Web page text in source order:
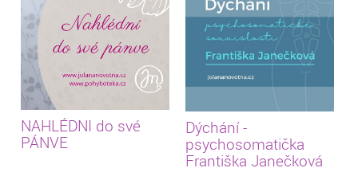
NAHLÉDNI do své
PÁNVE
Dýchání -
psychosomatička
Františka Janečková